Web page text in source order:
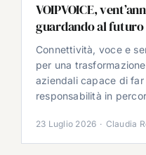
VOIPVOICE,
guardando al futuro
Connettività, voce e
per una
aziendali capace di
responsabilità in
23 Luglio 2026 · Claudia